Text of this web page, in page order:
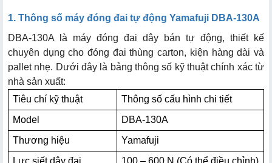
1. Thông số máy đóng đai tự động Yamafuji DBA-130A
DBA-130A là máy đóng đai dây bán tự động, thiết kế
chuyên dụng cho đóng đai thùng carton, kiện hàng dài và
pallet nhẹ. Dưới đây là bảng thông số kỹ thuật chính xác từ
nhà sản xuất:
Tiêu chí kỹ thuật
Thông số cấu hình chi tiết
Model
DBA-130A
Thương hiệu
Yamafuji
Lực siết dây đai
100 – 600 N (Có thể điều chỉnh)